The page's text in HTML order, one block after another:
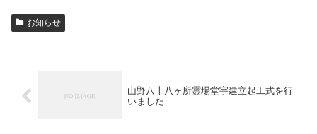
お知らせ
山野八十八ヶ所霊場堂宇建立起工式を行
いました